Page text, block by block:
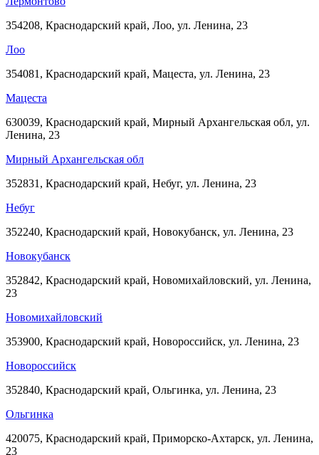
354208, Краснодарский край, Лоо, ул. Ленина, 23
Лоо
354081, Краснодарский край, Мацеста, ул. Ленина, 23
Мацеста
630039, Краснодарский край, Мирный Архангельская обл, ул.
Ленина, 23
Мирный Архангельская обл
352831, Краснодарский край, Небуг, ул. Ленина, 23
Небуг
352240, Краснодарский край, Новокубанск, ул. Ленина, 23
Новокубанск
352842, Краснодарский край, Новомихайловский, ул. Ленина,
23
Новомихайловский
353900, Краснодарский край, Новороссийск, ул. Ленина, 23
Новороссийск
352840, Краснодарский край, Ольгинка, ул. Ленина, 23
Ольгинка
420075, Краснодарский край, Приморско-Ахтарск, ул. Ленина,
23